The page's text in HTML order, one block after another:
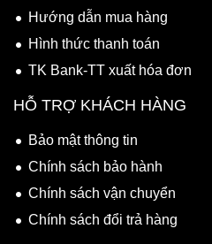
Hướng dẫn mua hàng
Hình thức thanh toán
TK Bank-TT xuất hóa đơn
HỖ TRỢ KHÁCH HÀNG
Bảo mật thông tin
Chính sách bảo hành
Chính sách vận chuyển
Chính sách đổi trả hàng